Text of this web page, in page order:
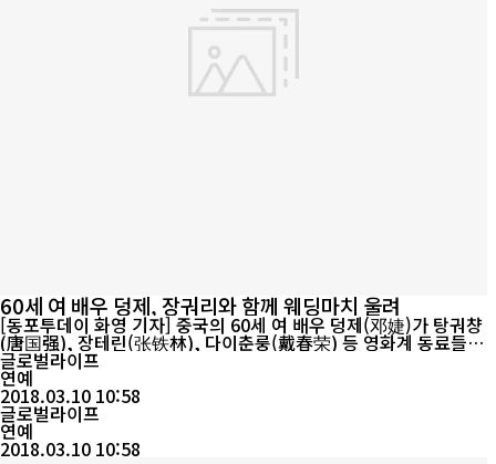
60 세 여 배우 덩제, 장궈리와 함께 웨딩마치 울려
[동포투데이 화영 기자] 중국의 60세 여 배우 덩제(邓婕)가 탕궈챵
(唐国强), 장테린(张铁林), 다이춘룽(戴春荣) 등 영화계 동료들의
축복 속에서 신랑 장궈리(张国立)의 팔을 끼고 웨딩마치를 울렸다고
8일 소후망(搜狐网)이 보도했다. 덩제와 장궈리는 TV드라마 <강희
미복사방기(康熙微服私访记)>에서 나오는 남 ‧ 녀 주인공으로서 이
날의 이들의 혼례는 연예권은 물론 많은 팬들의 관심을 자아냈다....
글로벌라이프
연예
2018.03.10 10:58
글로벌라이프
연예
2018.03.10 10:58